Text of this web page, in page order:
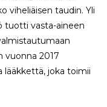
viheliäisen taudin. Yli
tuotti vasta-aineen
vuonna 2017
joka toimii